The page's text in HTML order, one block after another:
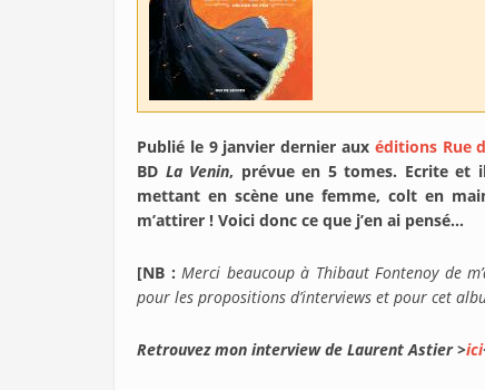
Publié le 9 janvier dernier aux éditions Rue
BD La Venin, prévue en 5 tomes. Ecrite et
mettant en scène une femme, colt en
m’attirer ! Voici donc ce que j’en ai pensé…
[NB : Merci beaucoup à Thibaut Fontenoy de
pour les propositions d’interviews et pour cet
Retrouvez mon interview de Laurent Astier >ici